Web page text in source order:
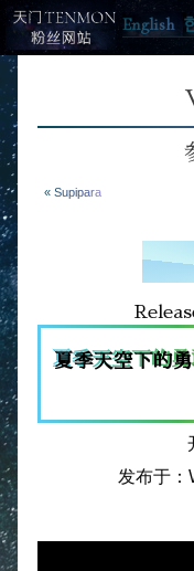
English
« Supipara
夏季天空下的勇
发布于